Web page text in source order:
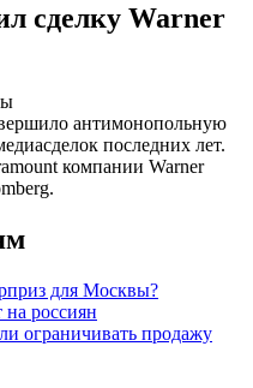
сделку Warner
антимонопольную
последних лет.
компании Warner
для Москвы?
на россиян
ограничивать продажу